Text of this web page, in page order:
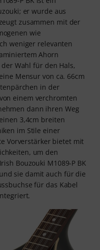
er wurde aus
zusammen mit der
wie
weniger relevanten
Ahorn
Wahl für den Hals,
Mensur von ca. 66cm
in der
einem verchromten
dann ihren Weg
3,4cm breiten
im Stile einer
Vorverstärker bietet mit
um den
Bouzouki M1089-P BK
sie damit auch für die
für das Kabel